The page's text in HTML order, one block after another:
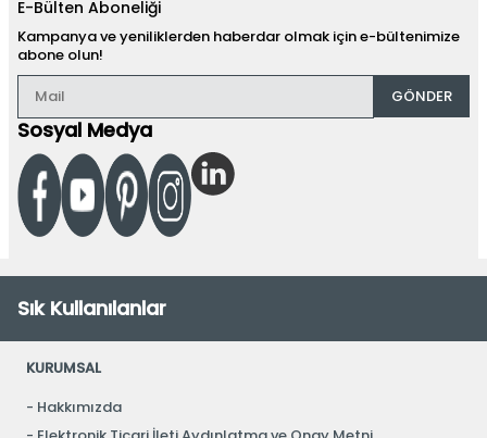
E-Bülten Aboneliği
Kampanya ve yeniliklerden haberdar olmak için e-bültenimize
abone olun!
GÖNDER
Sosyal Medya
Sık Kullanılanlar
KURUMSAL
Hakkımızda